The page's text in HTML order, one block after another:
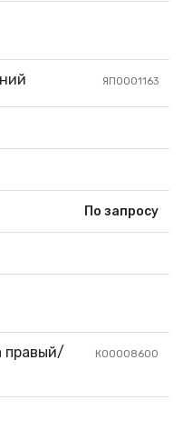
ЯП0001163
По запросу
правый/
КО0008600